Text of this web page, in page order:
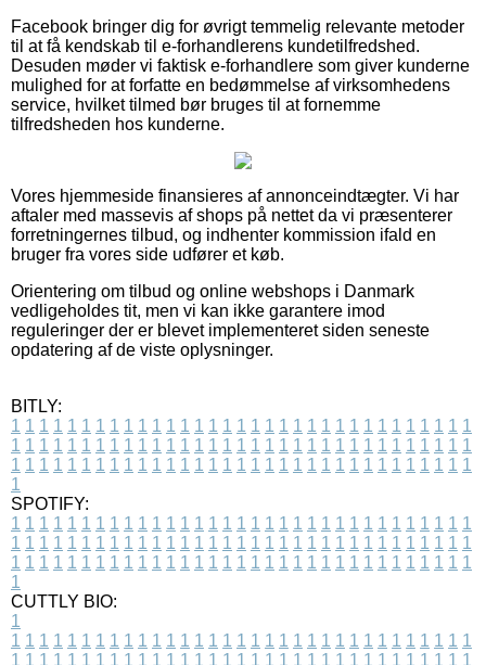
Facebook bringer dig for øvrigt temmelig relevante metoder
til at få kendskab til e-forhandlerens kundetilfredshed.
Desuden møder vi faktisk e-forhandlere som giver kunderne
mulighed for at forfatte en bedømmelse af virksomhedens
service, hvilket tilmed bør bruges til at fornemme
tilfredsheden hos kunderne.
Vores hjemmeside finansieres af annonceindtægter. Vi har
aftaler med massevis af shops på nettet da vi præsenterer
forretningernes tilbud, og indhenter kommission ifald en
bruger fra vores side udfører et køb.
Orientering om tilbud og online webshops i Danmark
vedligeholdes tit, men vi kan ikke garantere imod
reguleringer der er blevet implementeret siden seneste
opdatering af de viste oplysninger.
BITLY:
1 1 1 1 1 1 1 1 1 1 1 1 1 1 1 1 1 1 1 1 1 1 1 1 1 1 1 1 1 1 1 1 1
1 1 1 1 1 1 1 1 1 1 1 1 1 1 1 1 1 1 1 1 1 1 1 1 1 1 1 1 1 1 1 1 1
1 1 1 1 1 1 1 1 1 1 1 1 1 1 1 1 1 1 1 1 1 1 1 1 1 1 1 1 1 1 1 1 1
1
SPOTIFY:
1 1 1 1 1 1 1 1 1 1 1 1 1 1 1 1 1 1 1 1 1 1 1 1 1 1 1 1 1 1 1 1 1
1 1 1 1 1 1 1 1 1 1 1 1 1 1 1 1 1 1 1 1 1 1 1 1 1 1 1 1 1 1 1 1 1
1 1 1 1 1 1 1 1 1 1 1 1 1 1 1 1 1 1 1 1 1 1 1 1 1 1 1 1 1 1 1 1 1
1
CUTTLY BIO:
1
1 1 1 1 1 1 1 1 1 1 1 1 1 1 1 1 1 1 1 1 1 1 1 1 1 1 1 1 1 1 1 1 1
1 1 1 1 1 1 1 1 1 1 1 1 1 1 1 1 1 1 1 1 1 1 1 1 1 1 1 1 1 1 1 1 1